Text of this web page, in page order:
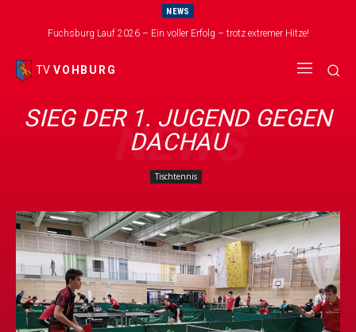
NEWS
Fuchsburg Lauf 2026 – Ein voller Erfolg – trotz extremer Hitze!
TV VOHBURG
NEWS
SIEG DER 1. JUGEND GEGEN
DACHAU
Tischtennis